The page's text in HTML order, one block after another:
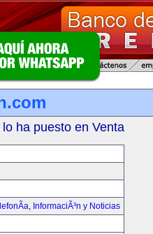
ha puesto en Venta
, InformaciÃ³n y Noticias